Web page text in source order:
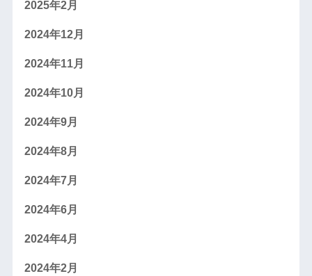
2025年2月
2024年12月
2024年11月
2024年10月
2024年9月
2024年8月
2024年7月
2024年6月
2024年4月
2024年2月